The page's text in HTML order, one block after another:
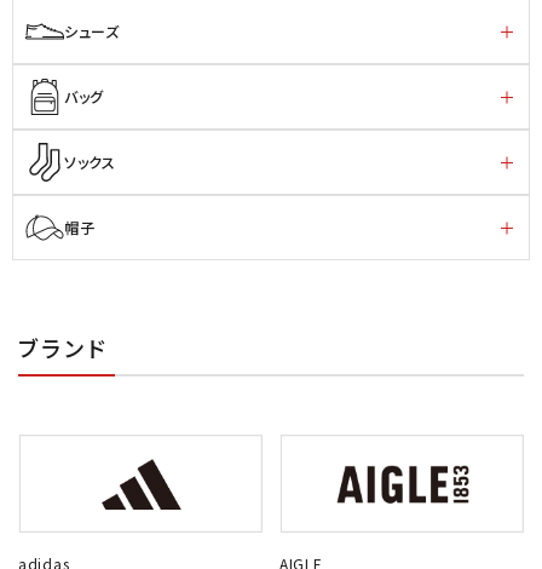
シューズ
バッグ
ソックス
帽子
ブランド
adidas AIGLE